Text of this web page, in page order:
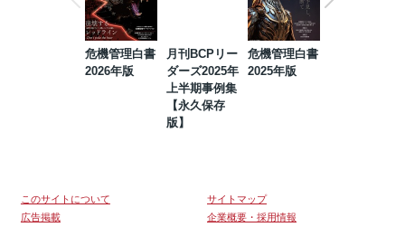
危機管理白書
2026年版
月刊BCPリー
ダーズ2025年
上半期事例集
【永久保存
版】
危機管理白書
2025年版
このサイトについて
サイトマップ
広告掲載
企業概要・採用情報